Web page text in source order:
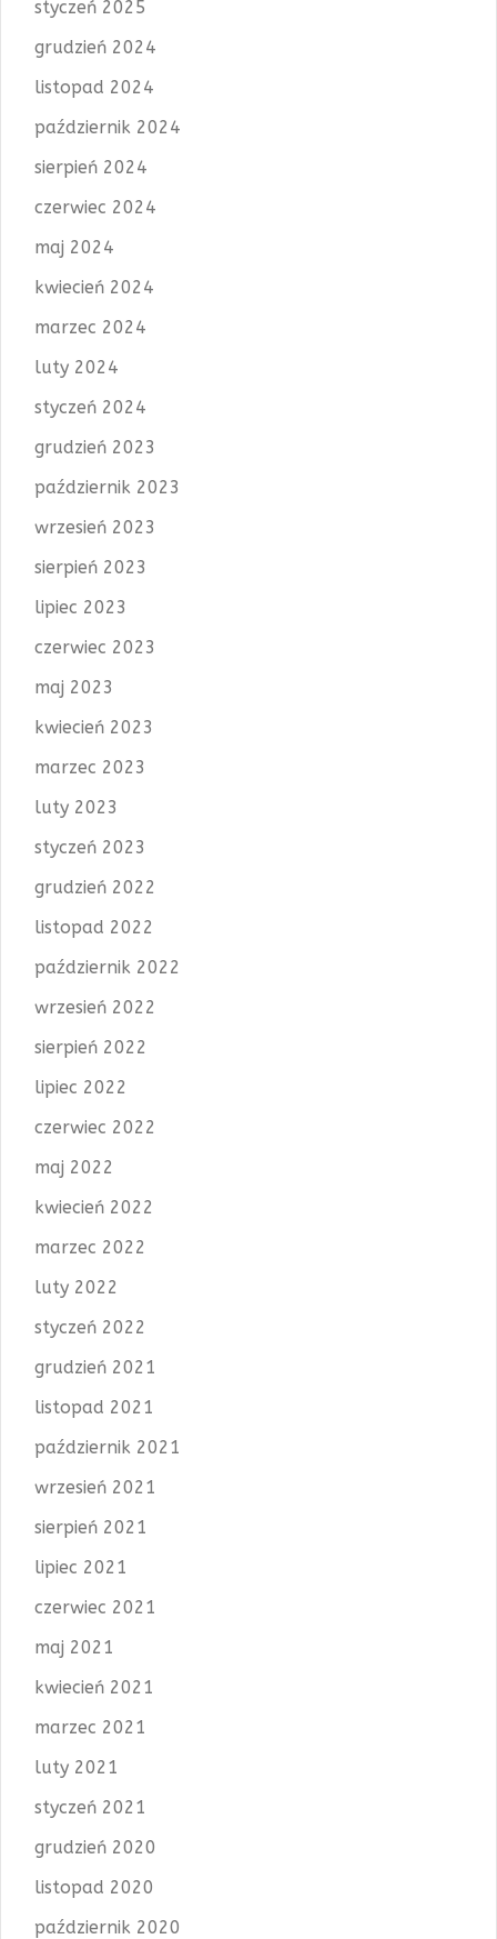
styczeń 2025
grudzień 2024
listopad 2024
październik 2024
sierpień 2024
czerwiec 2024
maj 2024
kwiecień 2024
marzec 2024
luty 2024
styczeń 2024
grudzień 2023
październik 2023
wrzesień 2023
sierpień 2023
lipiec 2023
czerwiec 2023
maj 2023
kwiecień 2023
marzec 2023
luty 2023
styczeń 2023
grudzień 2022
listopad 2022
październik 2022
wrzesień 2022
sierpień 2022
lipiec 2022
czerwiec 2022
maj 2022
kwiecień 2022
marzec 2022
luty 2022
styczeń 2022
grudzień 2021
listopad 2021
październik 2021
wrzesień 2021
sierpień 2021
lipiec 2021
czerwiec 2021
maj 2021
kwiecień 2021
marzec 2021
luty 2021
styczeń 2021
grudzień 2020
listopad 2020
październik 2020